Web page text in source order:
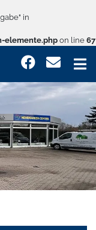
in
elemente.php on line 67